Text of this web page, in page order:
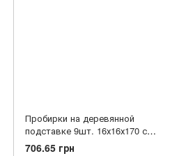
Пробирки на деревянной
подставке 9шт. 16х16х170 см.
белый
706.65 грн